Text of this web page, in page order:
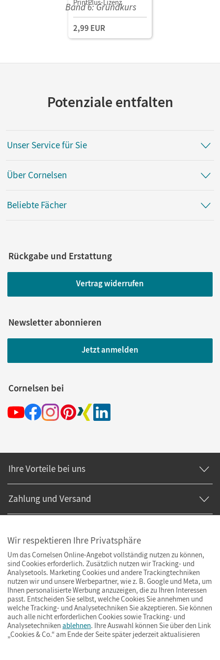
Nebenläufigkeit und
Threads,
Informationssicherheit,
Softwareprojekte · Band
technologische
Schulbuch als E-Book
PrintPlus-Lizenz
2,99 EUR
Potenziale entfalten
Unser Service für Sie
Über Cornelsen
Beliebte Fächer
Rückgabe und Erstattung
Vertrag widerrufen
Newsletter abonnieren
Jetzt anmelden
Cornelsen bei
Ihre Vorteile bei uns
Zahlung und Versand
ImpressumAGBDatenschutzBarrierefreiheitCookies & Co.
Wir respektieren Ihre Privatsphäre
Um das Cornelsen Online-Angebot vollständig nutzen zu können,
sind Cookies erforderlich. Zusätzlich nutzen wir Tracking- und
Analysetools. Marketing Cookies und andere Trackingtechniken
nutzen wir und unsere Werbepartner, wie z. B. Google und Meta, um
Ihnen personalisierte Werbung anzuzeigen, die zu Ihren Interessen
passt. Entscheiden Sie selbst, welche Cookies Sie annehmen und
welche Tracking- und Analysetechniken Sie akzeptieren. Sie können
auch alle nicht erforderlichen Cookies sowie Tracking- und
Analysetechniken ablehnen. Ihre Auswahl können Sie über den Link
„Cookies & Co.“ am Ende der Seite später jederzeit aktualisieren